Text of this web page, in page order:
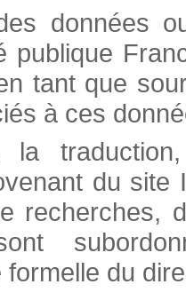
données
publique
tant que
à ces
la
du
recherches,
du